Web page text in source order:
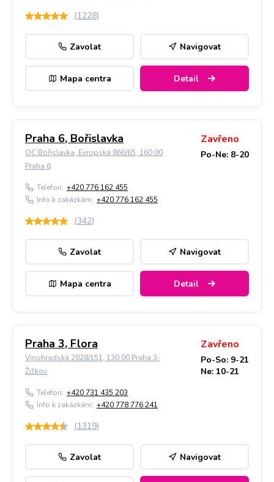
(1228)
Zavolat Navigovat
Mapa centra Detail
Praha 6, Bořislavka
OC Bořislavka, Evropská 866/65, 160 00
Praha 6
Zavřeno
Po-Ne: 8-20
Telefon: +420 776 162 455
Info k zakázkám: +420 776 162 455
(342)
Zavolat Navigovat
Mapa centra Detail
Praha 3, Flora
Vinohradská 2828/151, 130 00 Praha 3-
Žižkov
Zavřeno
Po-So: 9-21
Ne: 10-21
Telefon: +420 731 435 203
Info k zakázkám: +420 778 776 241
(1319)
Zavolat Navigovat